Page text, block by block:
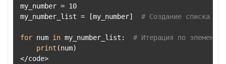
my_number = 10
my_number_list = [my_number] # Создание списка с
for num in my_number_list: # Итерация по
print (num)
</code>